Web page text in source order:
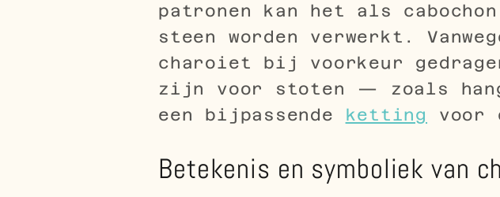
patronen kan het als
steen worden verwerkt.
charoiet bij voorkeur
zijn voor stoten — zoals
een bijpassende ketting voor
Betekenis en symboliek van